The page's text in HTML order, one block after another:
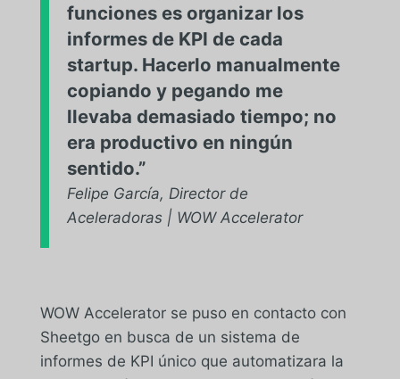
funciones es organizar los
informes de KPI de cada
startup. Hacerlo manualmente
copiando y pegando me
llevaba demasiado tiempo; no
era productivo en ningún
sentido.”
Felipe García, Director de
Aceleradoras | WOW Accelerator
WOW Accelerator se puso en contacto con
Sheetgo en busca de un sistema de
informes de KPI único que automatizara la